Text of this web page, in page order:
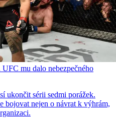
mu dalo nebezpečného
ukončit sérii sedmi porážek.
bojovat nejen o návrat k výhrám,